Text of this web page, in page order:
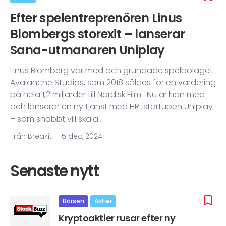
Efter spelentreprenören Linus
Blombergs storexit – lanserar
Sana-utmanaren Uniplay
Linus Blomberg var med och grundade spelbolaget
Avalanche Studios, som 2018 såldes för en värdering
på hela 1,2 miljarder till Nordisk Film. Nu är han med
och lanserar en ny tjänst med HR-startupen Uniplay
– som snabbt vill skala...
Från Breakit · 5 dec, 2024
Senaste nytt
Börsen Aktier
Kryptoaktier rusar efter ny